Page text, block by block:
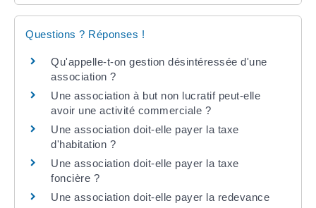
Questions ? Réponses !
Qu'appelle-t-on gestion désintéressée d'une
association ?
Une association à but non lucratif peut-elle
avoir une activité commerciale ?
Une association doit-elle payer la taxe
d'habitation ?
Une association doit-elle payer la taxe
foncière ?
Une association doit-elle payer la redevance